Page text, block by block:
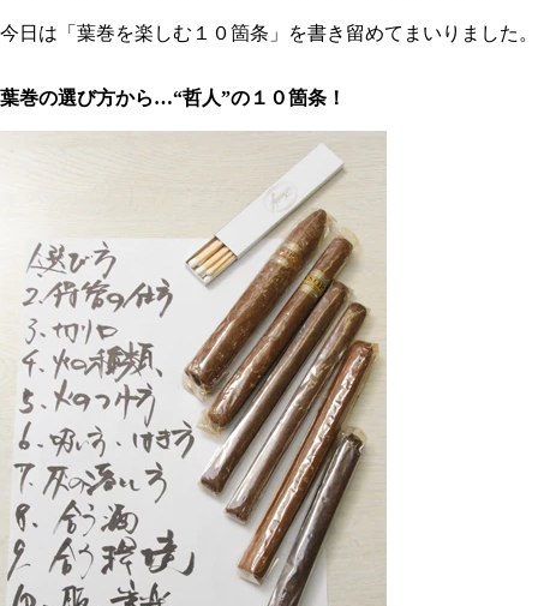
今日は「葉巻を楽しむ１０箇条」を書き留めてまいりました。
葉巻の選び方から…“哲人”の１０箇条！